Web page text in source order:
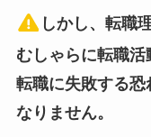
しかし、転職
むしゃらに転職活
転職に失敗する
なりません。